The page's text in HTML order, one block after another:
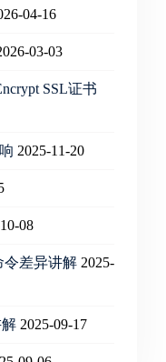
04-16
03-03
SSL证书
2025-11-20
08
令差异讲解 2025-
2025-09-17